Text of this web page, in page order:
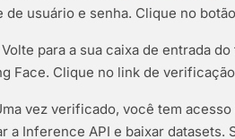
usuário e senha. Clique no
Volte para a sua caixa de entrada
Face. Clique no link de
vez verificado, você tem
a Inference API e baixar datasets.